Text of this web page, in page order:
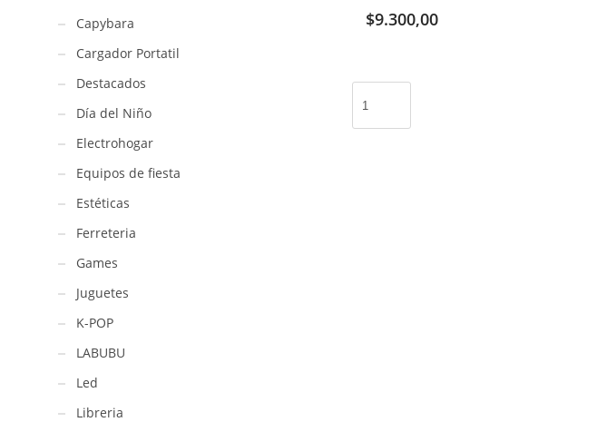
$9.300,00
DIOR
Capybara
Cargador Portatil
Destacados
Día del Niño
Electrohogar
Equipos de fiesta
Estéticas
Ferreteria
Games
Juguetes
K-POP
LABUBU
Led
Libreria